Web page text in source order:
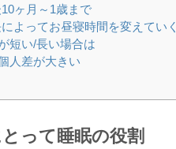
ヶ月～1歳まで
よってお昼寝時間を変えていく
短い/長い場合は
人差が大きい
って睡眠の役割